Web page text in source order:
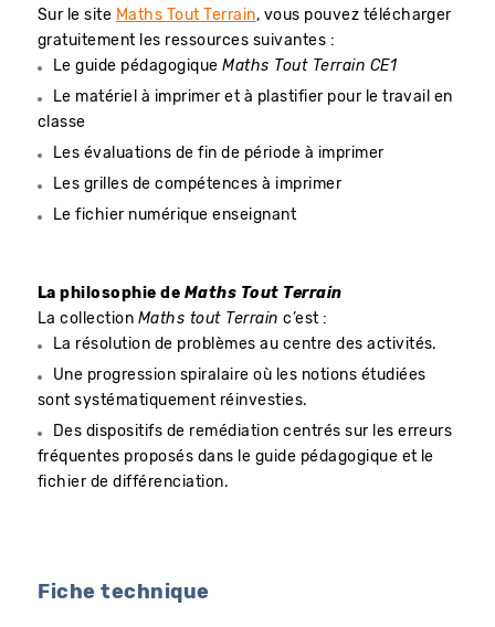
Sur le site Maths Tout Terrain, vous pouvez télécharger
gratuitement les ressources suivantes :
Le guide pédagogiqueMaths Tout Terrain CE1
Le matériel à imprimer et à plastifier pour le travail en
classe
Les évaluations de fin de période à imprimer
Les grilles de compétences à imprimer
Le fichier numérique enseignant
La philosophie de Maths Tout Terrain
La collection Maths tout Terrainc’est :
La résolution de problèmes au centre des activités.
Une progression spiralaire où les notions étudiées
sont systématiquement réinvesties.
Des dispositifs de remédiation centrés sur les erreurs
fréquentes proposés dans le guide pédagogique et le
fichier de différenciation.
Fiche technique